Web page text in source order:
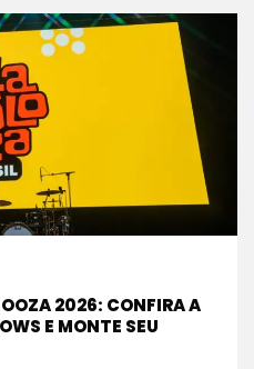
2026: CONFIRA A
E MONTE SEU